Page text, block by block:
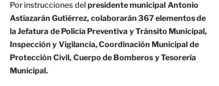
Por instrucciones del presidente municipal Antonio
Astiazarán Gutiérrez, colaborarán 367 elementos de
la Jefatura de Policía Preventiva y Tránsito Municipal,
Inspección y Vigilancia, Coordinación Municipal de
Protección Civil, Cuerpo de Bomberos y Tesorería
Municipal.